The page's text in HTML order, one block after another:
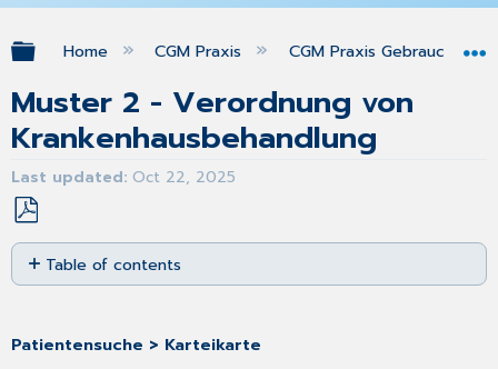
Expand/collapse global hierarchy
Home CGM Praxis CGM Praxis
Muster 2 - Verordnung von
Krankenhausbehandlung
Last updated Oct 22, 2025
Save
as
PDF
Table of contents
No
Patientensuche > Karteikarte